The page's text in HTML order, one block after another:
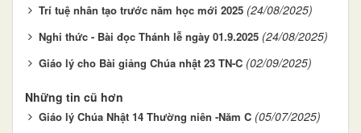
Trí tuệ nhân tạo trước năm học mới 2025 (24/08/2025)
Nghi thức - Bài đọc Thánh lễ ngày 01.9.2025 (24/08/2025)
Giáo lý cho Bài giảng Chúa nhật 23 TN-C (02/09/2025)
Những tin cũ hơn
Giáo lý Chúa Nhật 14 Thường niên -Năm C (05/07/2025)